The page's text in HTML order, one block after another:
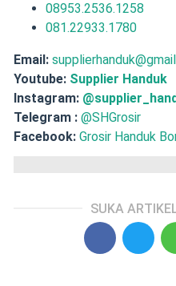
08953.2536.1258
081.22933.1780
Email:
Youtube: Supplier Handuk
Instagram:
Telegram : @SHGrosir
Facebook: Grosir Handuk
SUKA